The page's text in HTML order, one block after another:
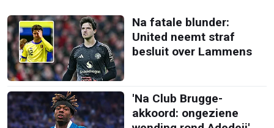
Na fatale blunder:
United neemt straf
besluit over Lammens
'Na Club Brugge-
akkoord: ongeziene